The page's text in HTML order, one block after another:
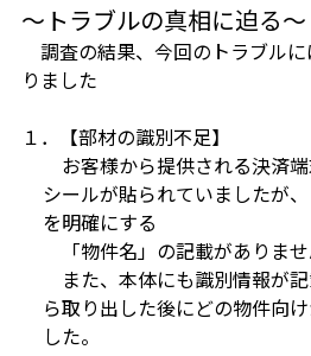
～トラブルの真相に迫る～
調査の結果、今回のトラブル
りました
１．【部材の識別不足】
お客様から提供される決済
シールが貼られていましたが
を明確にする
「物件名」の記載がありませ
また、本体にも識別情報が
ら取り出した後にどの物件向
した。